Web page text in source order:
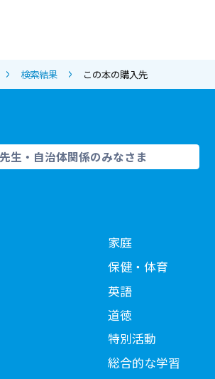
検索結果 この本の購入先
生・自治体関係のみなさま
家庭
保健・体育
英語
道徳
特別活動
総合的な学習